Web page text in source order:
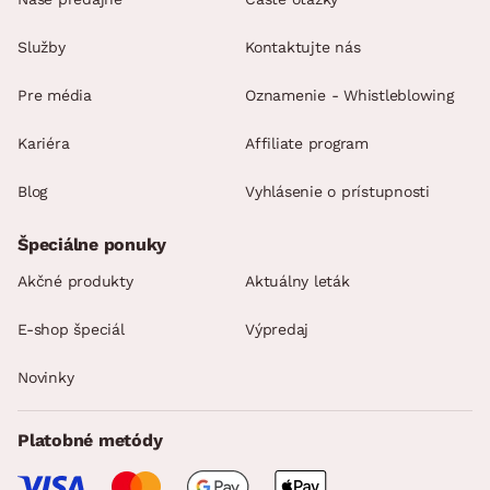
Služby
Pre média
Kariéra
Blog
Kontaktujte nás
Oznamenie - Whistleblowing
Affiliate program
Vyhlásenie o prístupnosti
Špeciálne ponuky
Akčné produkty Aktuálny leták
E-shop špeciál Výpredaj
Novinky
Platobné metódy